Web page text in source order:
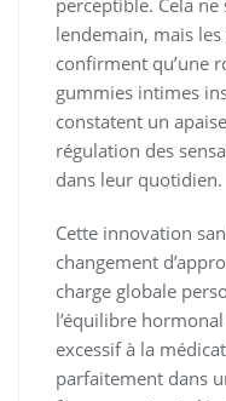
lendemain, mais
confirment qu’une
gummies intimes
constatent un
régulation des
dans leur quotidien.
Cette innovation
changement
charge globale
l’équilibre
excessif à la
parfaitement dans